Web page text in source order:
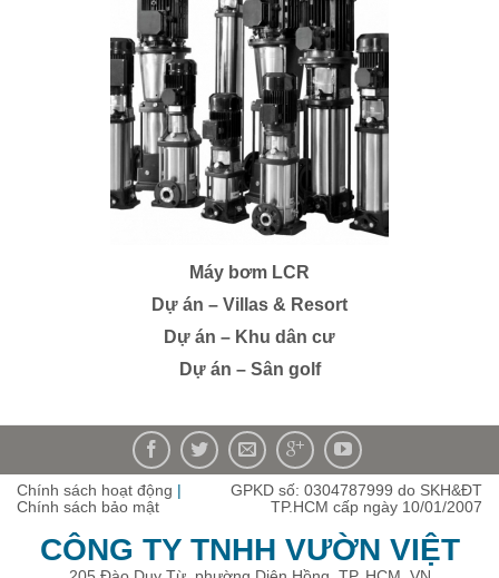
Máy bơm LCRMáy bơm LCR
Dự án – Villas & Resort
Dự án – Khu dân cư
Dự án – Sân golf
Chính sách hoạt động |
Chính sách bảo mật
GPKD số: 0304787999 do SKH&ĐT
TP.HCM cấp ngày 10/01/2007
CÔNG TY TNHH VƯỜN VIỆT